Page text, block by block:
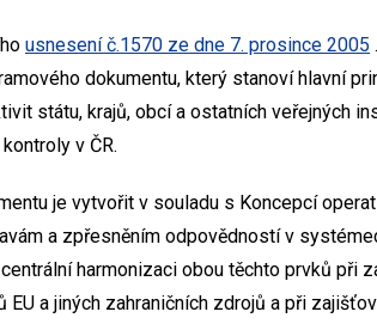
usnesení č.1570 ze dne 7. prosince 2005
dokumentu, který stanoví hlavní
státu, krajů, obcí a ostatních veřejných
v ČR.
je vytvořit v souladu s Koncepcí
a zpřesněním odpovědností v
harmonizaci obou těchto prvků při
a jiných zahraničních zdrojů a při